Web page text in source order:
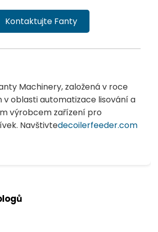
Kontaktujte Fanty
Machinery, založená v roce
v oblasti automatizace lisování a
výrobcem zařízení pro
Navštivtedecoilerfeeder.com